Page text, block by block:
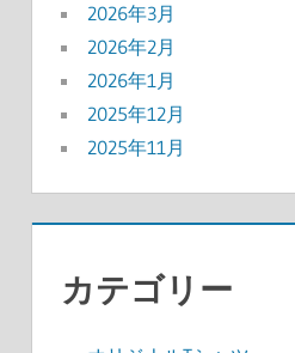
2026年3月
2026年2月
2026年1月
2025年12月
2025年11月
カテゴリー